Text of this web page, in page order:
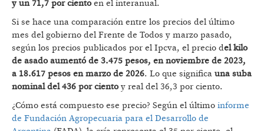
y un 71,7 por cientoen el interanual.
Si se hace una comparación entre los precios del último
mes del gobierno del Frente de Todos y marzo pasado,
según los precios publicados por el Ipcva, el precio del kilo
de asado aumentó de 3.475 pesos, en noviembre de 2023,
a 18.617 pesos en marzo de 2026. Lo que significa una suba
nominal del 436 por cientoy real del 36,3 por ciento.
¿Cómo está compuesto ese precio? Según el último informe
de Fundación Agropecuaria para el Desarrollo de